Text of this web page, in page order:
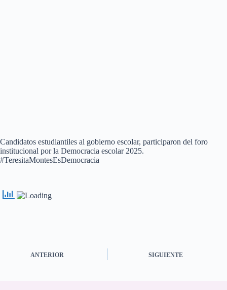
Candidatos estudiantiles al gobierno escolar, participaron del foro
institucional por la Democracia escolar 2025.
#TeresitaMontesEsDemocracia
ANTERIOR SIGUIENTE